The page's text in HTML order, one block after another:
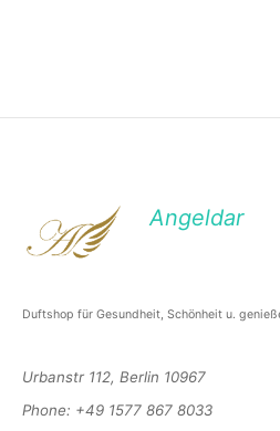
Angeldar
Duftshop für Gesundheit, Schönheit u.
Urbanstr 112, Berlin 10967
Phone: +49 1577 867 8033